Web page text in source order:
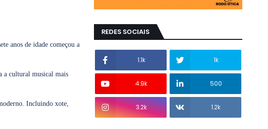
anos de idade começou a
a cultural musical mais
Incluindo xote,
REDES SOCIAIS
1.1k 1k
4.9k 500
3.2k 1.2k